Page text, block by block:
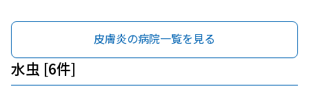
フ科クリニック
皮膚炎の病院一覧を見る
水虫 [6件]